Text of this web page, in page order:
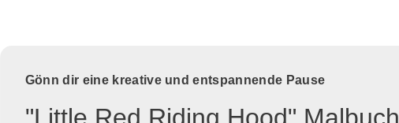
Gönn dir eine kreative und entspannende Pause